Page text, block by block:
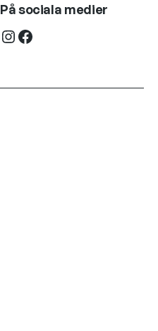
På sociala medier
InstagramFacebook